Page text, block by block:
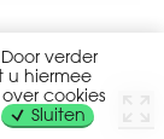
verder
u hiermee
cookies
Sluiten